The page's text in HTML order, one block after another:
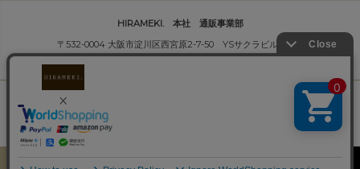
HIRAMEKI. 本社 通販事業部
〒532-0004 大阪市淀川区西宮原2-7-50 YSサクラビル B1F
株式会社サクラ衣料 HIRAMEKI.事業部
Copyright (C) HIRAMEKI. All Rights Reserved.